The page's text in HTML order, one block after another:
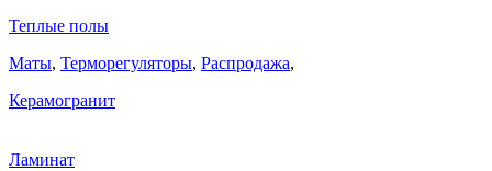
Теплые полы
Маты, Терморегуляторы, Распродажа,
Керамогранит
Ламинат